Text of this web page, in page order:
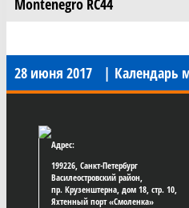
Montenegro RC44
28 июня 2017 | Календарь
Адрес:
199226, Санкт-Петербург
Василеостровский район,
пр. Крузенштерна, дом 18, стр. 10,
Яхтенный порт «Смоленка»